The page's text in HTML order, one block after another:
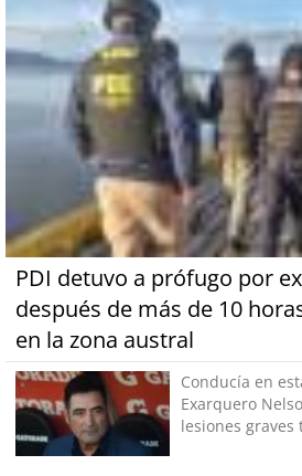
PDI detuvo a prófugo por
después de más de 10
en la zona austral
Conducía en
Exarquero
lesiones